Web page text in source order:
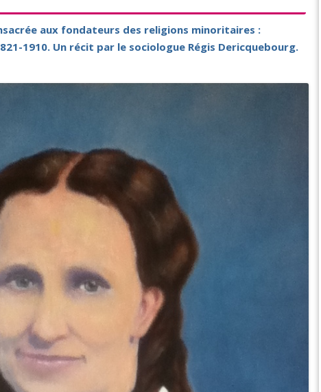
aux fondateurs des religions minoritaires :
1910. Un récit par le sociologue Régis Dericquebourg.